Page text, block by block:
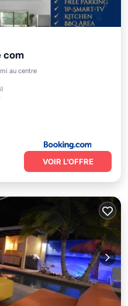
com
au centre
)
Piscine
VOIR L’OFFRE